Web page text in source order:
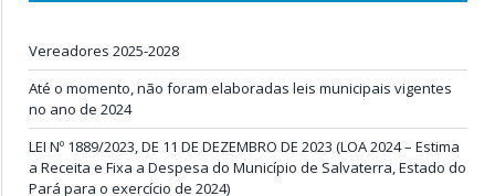
Vereadores 2025-2028
Até o momento, não foram elaboradas leis municipais vigentes
no ano de 2024
LEI Nº 1889/2023, DE 11 DE DEZEMBRO DE 2023 (LOA 2024 – Estima
a Receita e Fixa a Despesa do Município de Salvaterra, Estado do
Pará para o exercício de 2024)